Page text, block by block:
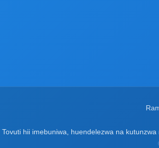
Tovuti hii imebuniwa, huendelezwa na kutunzwa